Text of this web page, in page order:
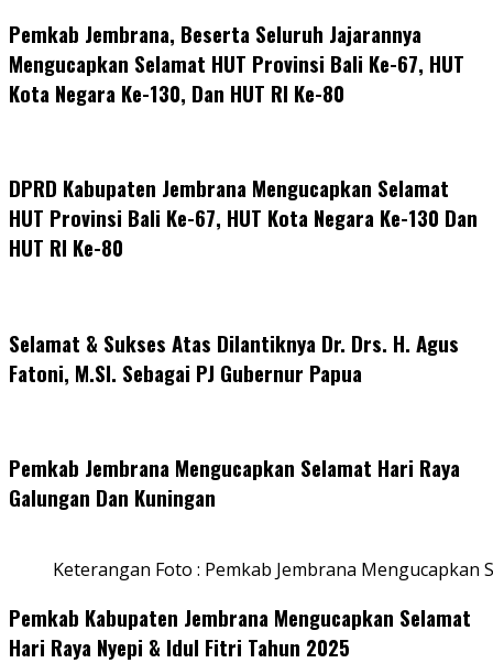
Pemkab Jembrana, Beserta Seluruh Jajarannya
Mengucapkan Selamat HUT Provinsi Bali Ke-67, HUT
Kota Negara Ke-130, Dan HUT RI Ke-80
DPRD Kabupaten Jembrana Mengucapkan Selamat
HUT Provinsi Bali Ke-67, HUT Kota Negara Ke-130 Dan
HUT RI Ke-80
Selamat & Sukses Atas Dilantiknya Dr. Drs. H. Agus
Fatoni, M.SI. Sebagai PJ Gubernur Papua
Pemkab Jembrana Mengucapkan Selamat Hari Raya
Galungan Dan Kuningan
Keterangan Foto : Pemkab Jembrana Mengucapkan
Pemkab Kabupaten Jembrana Mengucapkan Selamat
Hari Raya Nyepi & Idul Fitri Tahun 2025